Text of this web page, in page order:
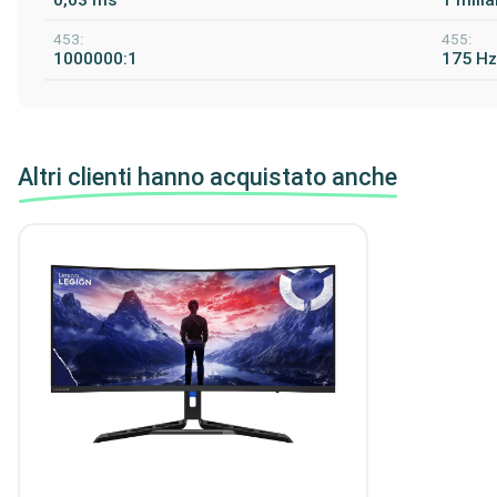
453:
1000000:1
455:
175 Hz
Altri clienti hanno acquistato anche